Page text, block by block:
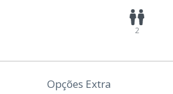
2
Opções Extra